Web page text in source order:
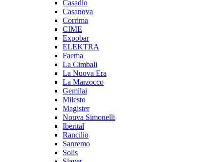
Casadio
Casanova
Corrima
CIME
Expobar
ELEKTRA
Faema
La Cimbali
La Nuova Era
La Marzocco
Gemilai
Milesto
Magister
Nouva Simonelli
Iberital
Rancilio
Sanremo
Solis